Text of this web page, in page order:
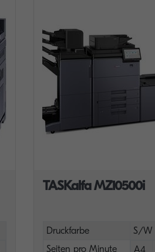
TASKalfa MZ10500i
Druckfarbe
S/W
Seiten pro Minute
A4